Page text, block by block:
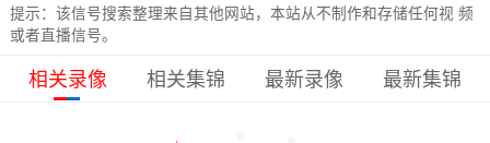
提示：该信号搜索整理来自其他网站，本站从不制作和存储任何视 频
或者直播信号。
相关录像 相关集锦 最新录像 最新集锦